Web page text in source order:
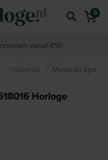
0
vanaf €50
Maserati Maserati Epoca
Horloge